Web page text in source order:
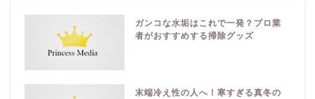
ガンコな水垢はこれで一発？プロ業
者がおすすめする掃除グッズ
末端冷え性の人へ！寒すぎる真冬の